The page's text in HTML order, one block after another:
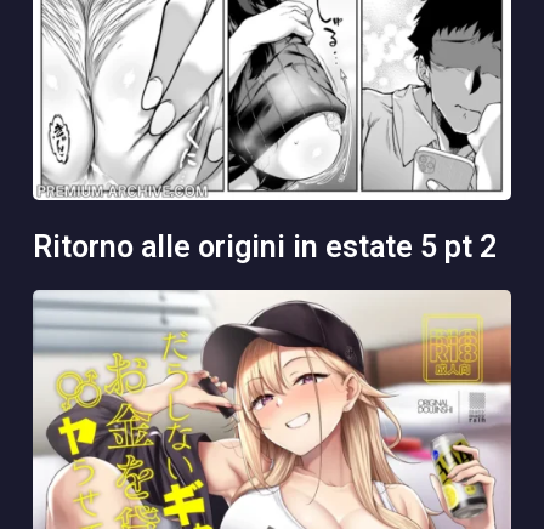
ritorno alle origini in estate 5 pt 2